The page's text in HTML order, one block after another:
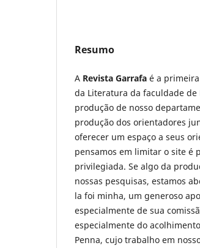
Resumo
A Revista Garrafa é a
da Literatura da faculdade de
produção de nosso
produção dos orientadores
oferecer um espaço a seus
pensamos em limitar o site é
privilegiada. Se algo da
nossas pesquisas, estamos
la foi minha, um generoso
especialmente de sua
especialmente do
Penna, cujo trabalho em